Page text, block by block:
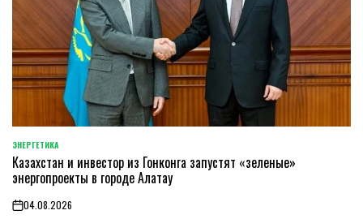
POSTED
IN
ЭНЕРГЕТИКА
Казахстан и инвестор из Гонконга запустят «зеленые»
энергопроекты в городе Алатау
on04.08.2026